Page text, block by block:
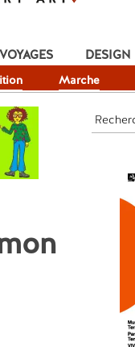
Marche
VOYAGES DESIGN